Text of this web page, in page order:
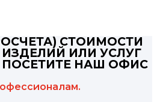
СТОИМОСТИ
ИЛИ УСЛУГ
НАШ ОФИС